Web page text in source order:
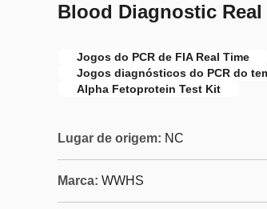
Blood Diagnostic Real
Jogos do PCR de FIA Real Time
Jogos diagnósticos do PCR do
Alpha Fetoprotein Test Kit
Lugar de origem: NC
Marca: WWHS